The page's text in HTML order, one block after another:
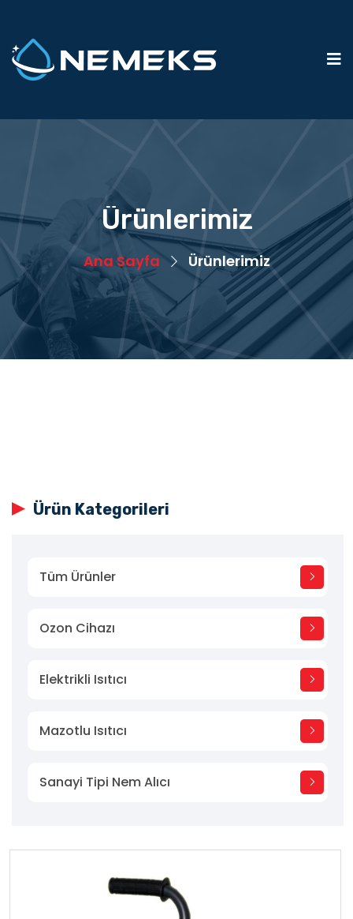
Ürünlerimiz
Ana Sayfa Ürünlerimiz
Ürün Kategorileri
Tüm Ürünler
Ozon Cihazı
Elektrikli Isıtıcı
Mazotlu Isıtıcı
Sanayi Tipi Nem Alıcı